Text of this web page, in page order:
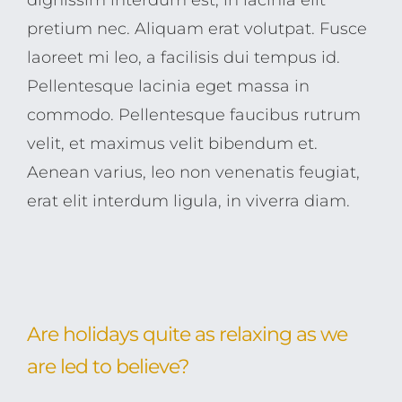
pretium nec. Aliquam erat volutpat. Fusce
laoreet mi leo, a facilisis dui tempus id.
Pellentesque lacinia eget massa in
commodo. Pellentesque faucibus rutrum
velit, et maximus velit bibendum et.
Aenean varius, leo non venenatis feugiat,
erat elit interdum ligula, in viverra diam.
Are holidays quite as relaxing as we
are led to believe?